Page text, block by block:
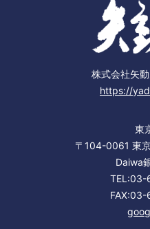
株式会社矢
https://
東
〒104-0061 東
Daiwa
TEL:03-